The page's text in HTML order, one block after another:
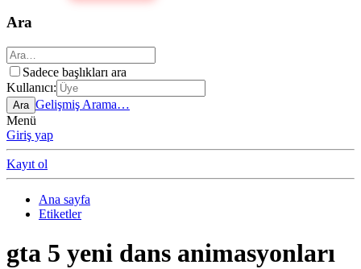
Ara
Sadece başlıkları ara
Kullanıcı:
Ara Gelişmiş Arama…
Menü
Giriş yap
Kayıt ol
Ana sayfa
Etiketler
gta 5 yeni dans animasyonları